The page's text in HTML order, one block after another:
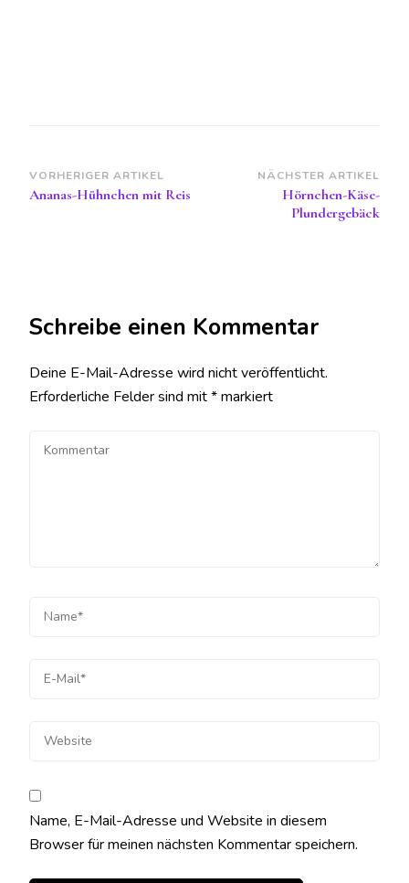
Beitragsnavigation
VORHERIGER ARTIKEL
Ananas-Hühnchen mit Reis
NÄCHSTER ARTIKEL
Hörnchen-Käse-
Plundergebäck
Schreibe einen Kommentar
Deine E-Mail-Adresse wird nicht veröffentlicht.
Erforderliche Felder sind mit*markiert
Name, E-Mail-Adresse und Website in diesem
Browser für meinen nächsten Kommentar speichern.